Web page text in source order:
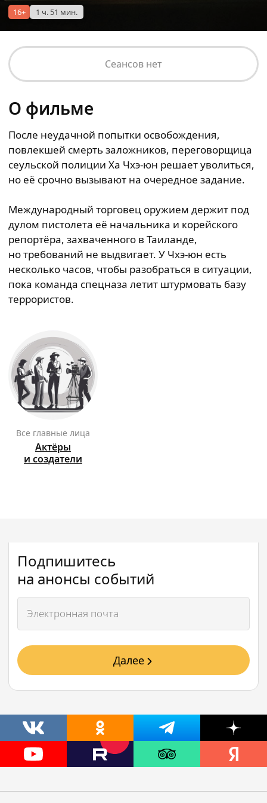
16+ 1 ч. 51 мин.
Сеансов нет
О фильме
После неудачной попытки освобождения,
повлекшей смерть заложников, переговорщица
сеульской полиции Ха Чхэ-юн решает уволиться,
но её срочно вызывают на очередное задание.
Международный торговец оружием держит под
дулом пистолета её начальника и корейского
репортёра, захваченного в Таиланде,
но требований не выдвигает. У Чхэ-юн есть
несколько часов, чтобы разобраться в ситуации,
пока команда спецназа летит штурмовать базу
террористов.
Все главные лица
Актёры
и создатели
Подпишитесь
на анонсы событий
Далее